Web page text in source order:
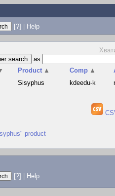
[?] | Help
as
Product ▲ Comp ▲
Sisyphus kdeedu-k
product
[?] Help